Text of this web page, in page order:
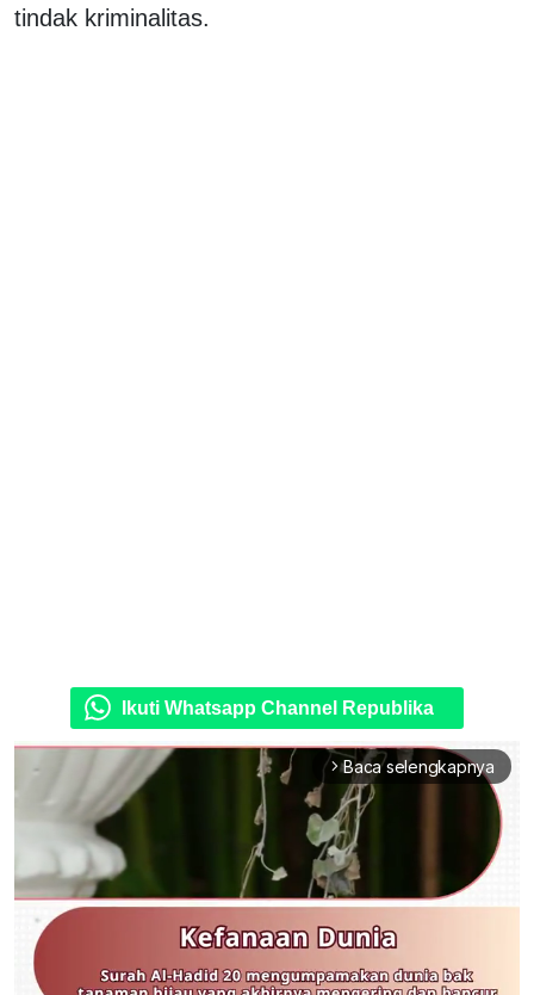
tindak kriminalitas.
Ikuti Whatsapp Channel Republika
arrow_forward_ios Baca selengkapnya